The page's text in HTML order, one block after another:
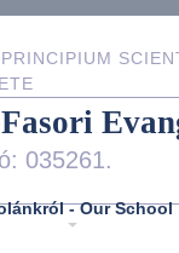
035261.
- Our School